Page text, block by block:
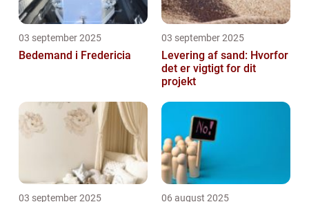
03 september 2025
Bedemand i Fredericia
03 september 2025
Levering af sand: Hvorfor
det er vigtigt for dit
projekt
03 september 2025 06 august 2025